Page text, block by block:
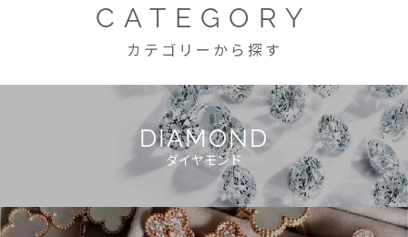
CATEGORY
カテゴリーから探す
DIAMOND
ダイヤモンド